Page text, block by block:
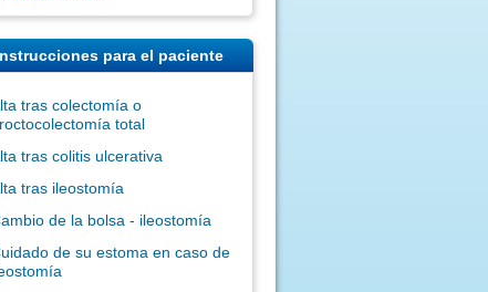
para el paciente
tras colectomía o
total
tras colitis ulcerativa
tras ileostomía
de la bolsa - ileostomía
de su estoma en caso de